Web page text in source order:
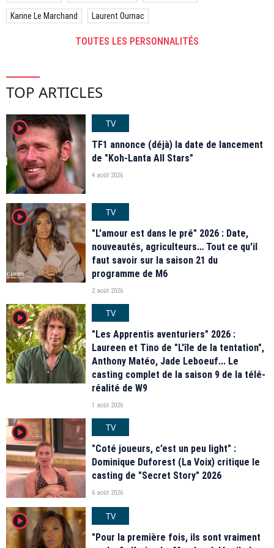
Karine Le Marchand Laurent Ournac
TOUTES LES PERSONNALITÉS
TOP ARTICLES
player2
TV
TF1 annonce (déjà) la date de lancement
de "Koh-Lanta All Stars"
4 août 2026
player2
TV
"L'amour est dans le pré" 2026 : Date,
nouveautés, agriculteurs… Tout ce qu'il
faut savoir sur la saison 21 du
programme de M6
2 août 2026
player2
TV
"Les Apprentis aventuriers" 2026 :
Laureen et Tino de "L'île de la tentation",
Anthony Matéo, Jade Leboeuf... Le
casting complet de la saison 9 de la télé-
réalité de W9
1 août 2026
player2
TV
"Coté joueurs, c’est un peu light" :
Dominique Duforest (La Voix) critique le
casting de "Secret Story" 2026
6 août 2026
player2
TV
"Pour la première fois, ils sont vraiment